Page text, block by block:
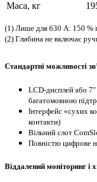
Маса, кг
(1) Лише для 630 А: 150 %
(2) Глибина не включає
Стандартні можливості
LCD-дисплей або 7"
багатомовною
Інтерфейс «сухих
контакти)
Вільний слот
Повністю цифрове
Віддалений моніторинг і